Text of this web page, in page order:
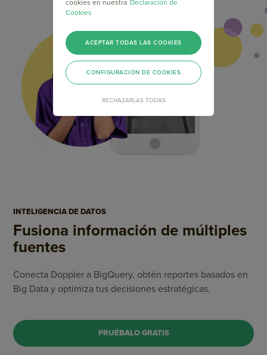
INTELIGENCIA DE DATOS
Fusiona información de múltiples
fuentes
Conecta Doppler a BigQuery, obtén reportes basados en
Big Data y optimiza tus decisiones estratégicas.
PRUÉBALO GRATIS
cookies en nuestra Declaración de
Cookies
RECHAZARLAS TODAS
ACEPTAR TODAS LAS COOKIES
CONFIGURACIÓN DE COOKIES